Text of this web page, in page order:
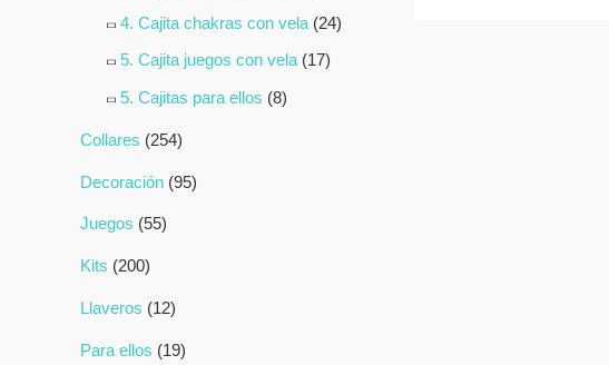
4. Cajita chakras con vela (24)
5. Cajita juegos con vela (17)
5. Cajitas para ellos (8)
Collares (254)
Decoración (95)
Juegos (55)
Kits (200)
Llaveros (12)
Para ellos (19)